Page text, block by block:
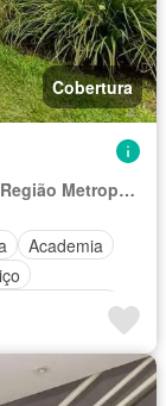
Cobertura
Região Geográfica Imediata de Curitiba, Região Metropolitana de Curitiba
Academia
mobiliado